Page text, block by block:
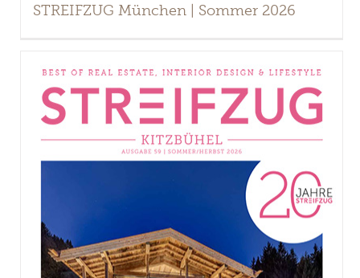
STREIFZUG München | Sommer 2026